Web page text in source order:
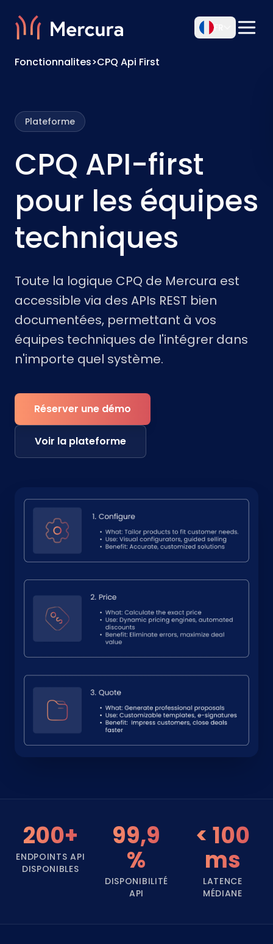
Fonctionnalites>CPQ Api First
Plateforme
CPQ API-first
pour les équipes
techniques
Toute la logique CPQ de Mercura est
accessible via des APIs REST bien
documentées, permettant à vos
équipes techniques de l'intégrer dans
n'importe quel système.
Réserver une démo
Voir la plateforme
200+
ENDPOINTS API
DISPONIBLES
99,9
%
DISPONIBILITÉ
API
< 100
ms
LATENCE
MÉDIANE